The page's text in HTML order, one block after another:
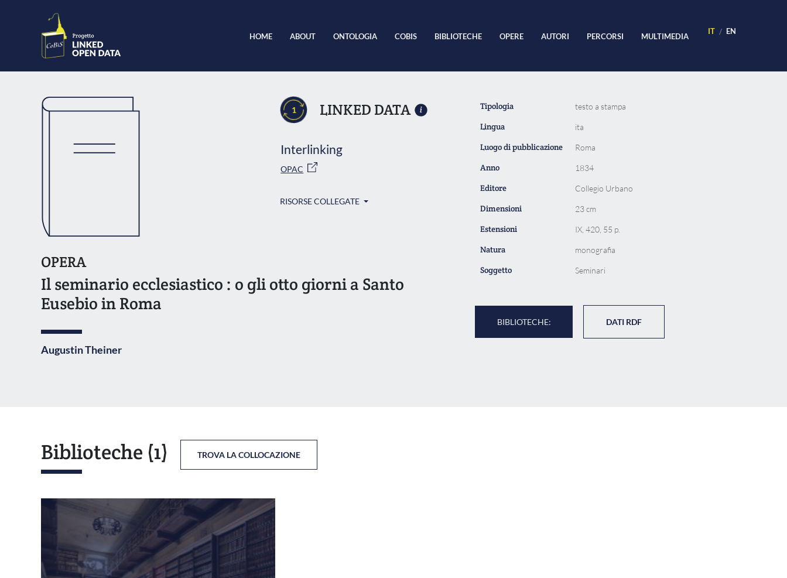
HOME ABOUT ONTOLOGIA COBIS BIBLIOTECHE OPERE AUTORI PERCORSI MULTIMEDIA IT EN
1 LINKED DATA
Interlinking
OPAC
RISORSE COLLEGATE
OPERA
Il seminario ecclesiastico : o gli otto giorni a Santo
Eusebio in Roma
Augustin Theiner
Tipologia testo a stampa
Lingua ita
Luogo di pubblicazione Roma
Anno 1834
Editore Collegio Urbano
Dimensioni 23 cm
Estensioni IX, 420, 55 p.
Natura monografia
Soggetto Seminari
BIBLIOTECHE: DATI RDF
Biblioteche (1) TROVA LA COLLOCAZIONE